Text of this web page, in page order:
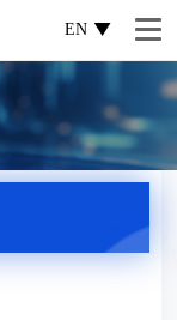
EN